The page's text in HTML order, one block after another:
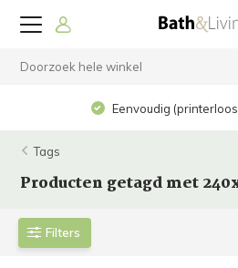
Eenvoudig
Tags
Producten getagd met
Filters